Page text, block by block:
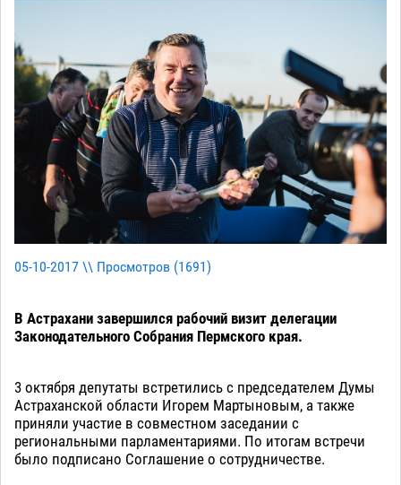
05-10-2017 \\ Просмотров (1691 )
В Астрахани завершился рабочий визит делегации
Законодательного Собрания Пермского края.
3 октября депутаты встретились с председателем Думы
Астраханской области Игорем Мартыновым, а также
приняли участие в совместном заседании с
региональными парламентариями. По итогам встречи
было подписано Соглашение о сотрудничестве.